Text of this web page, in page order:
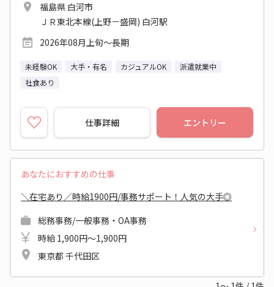
福島県 白河市
ＪＲ東北本線(上野－盛岡) 白河駅
2026年08月上旬～長期
未経験OK 大手・有名 カジュアルOK
派遣就業中
社食あり
仕事詳細 エントリー
あなたにおすすめの仕事
＼在宅あり／時給1900円/事務サポート！人気の大手◎
総務事務/一般事務・OA事務
時給 1,900円～1,900円
東京都 千代田区